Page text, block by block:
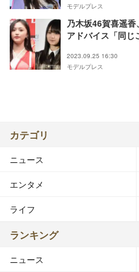
モデルプレス
乃木坂46賀喜遥
アドバイス「同じ
2023.09.25 16:30
モデルプレス
カテゴリ
ニュース
エンタメ
ライフ
ランキング
ニュース